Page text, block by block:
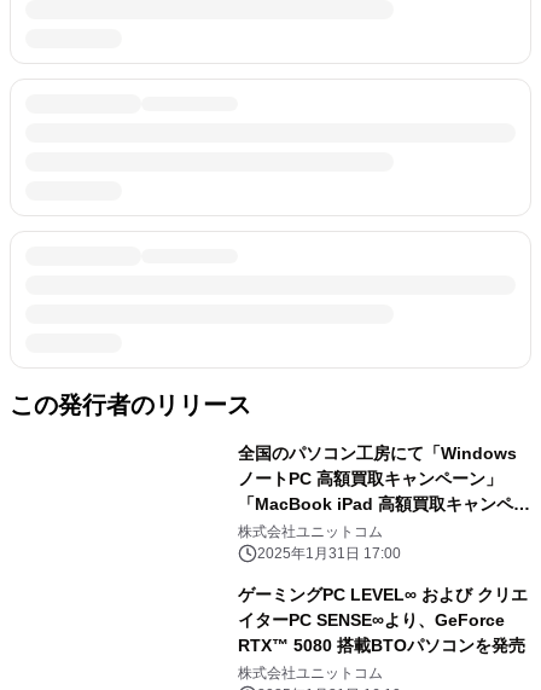
この発行者のリリース
全国のパソコン工房にて「Windows
ノートPC 高額買取キャンペーン」
「MacBook iPad 高額買取キャンペー
ン」を 2月1日から2月28日まで期間限
定で同時開催！ 対象商品の買取が最終
の日」開催日なら更に10％増額！
株式会社ユニットコム
2025年1月31日 17:00
ゲーミングPC LEVEL∞ および クリエ
イターPC SENSE∞より、GeForce
RTX™ 5080 搭載BTOパソコンを発売
株式会社ユニットコム